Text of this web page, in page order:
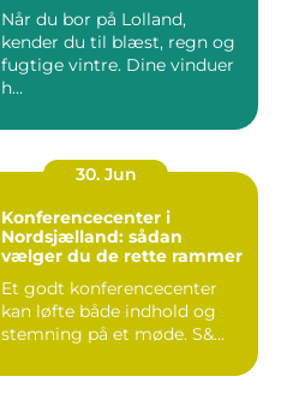
Når du bor på Lolland,
kender du til blæst, regn og
fugtige vintre. Dine vinduer
h...
30. Jun
Konferencecenter i
Nordsjælland: sådan
vælger du de rette rammer
Et godt konferencecenter
kan løfte både indhold og
stemning på et møde. S&...